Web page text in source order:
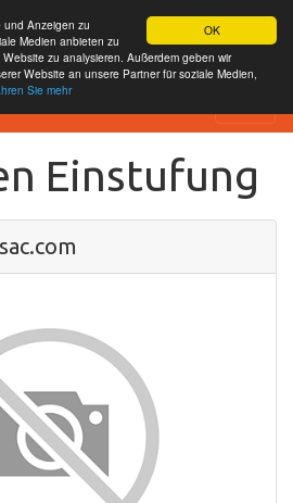
OK
und Anzeigen zu
Medien anbieten zu
zu analysieren. Außerdem geben wir
Website an unsere Partner für soziale Medien,
Sie mehr
Einstufung